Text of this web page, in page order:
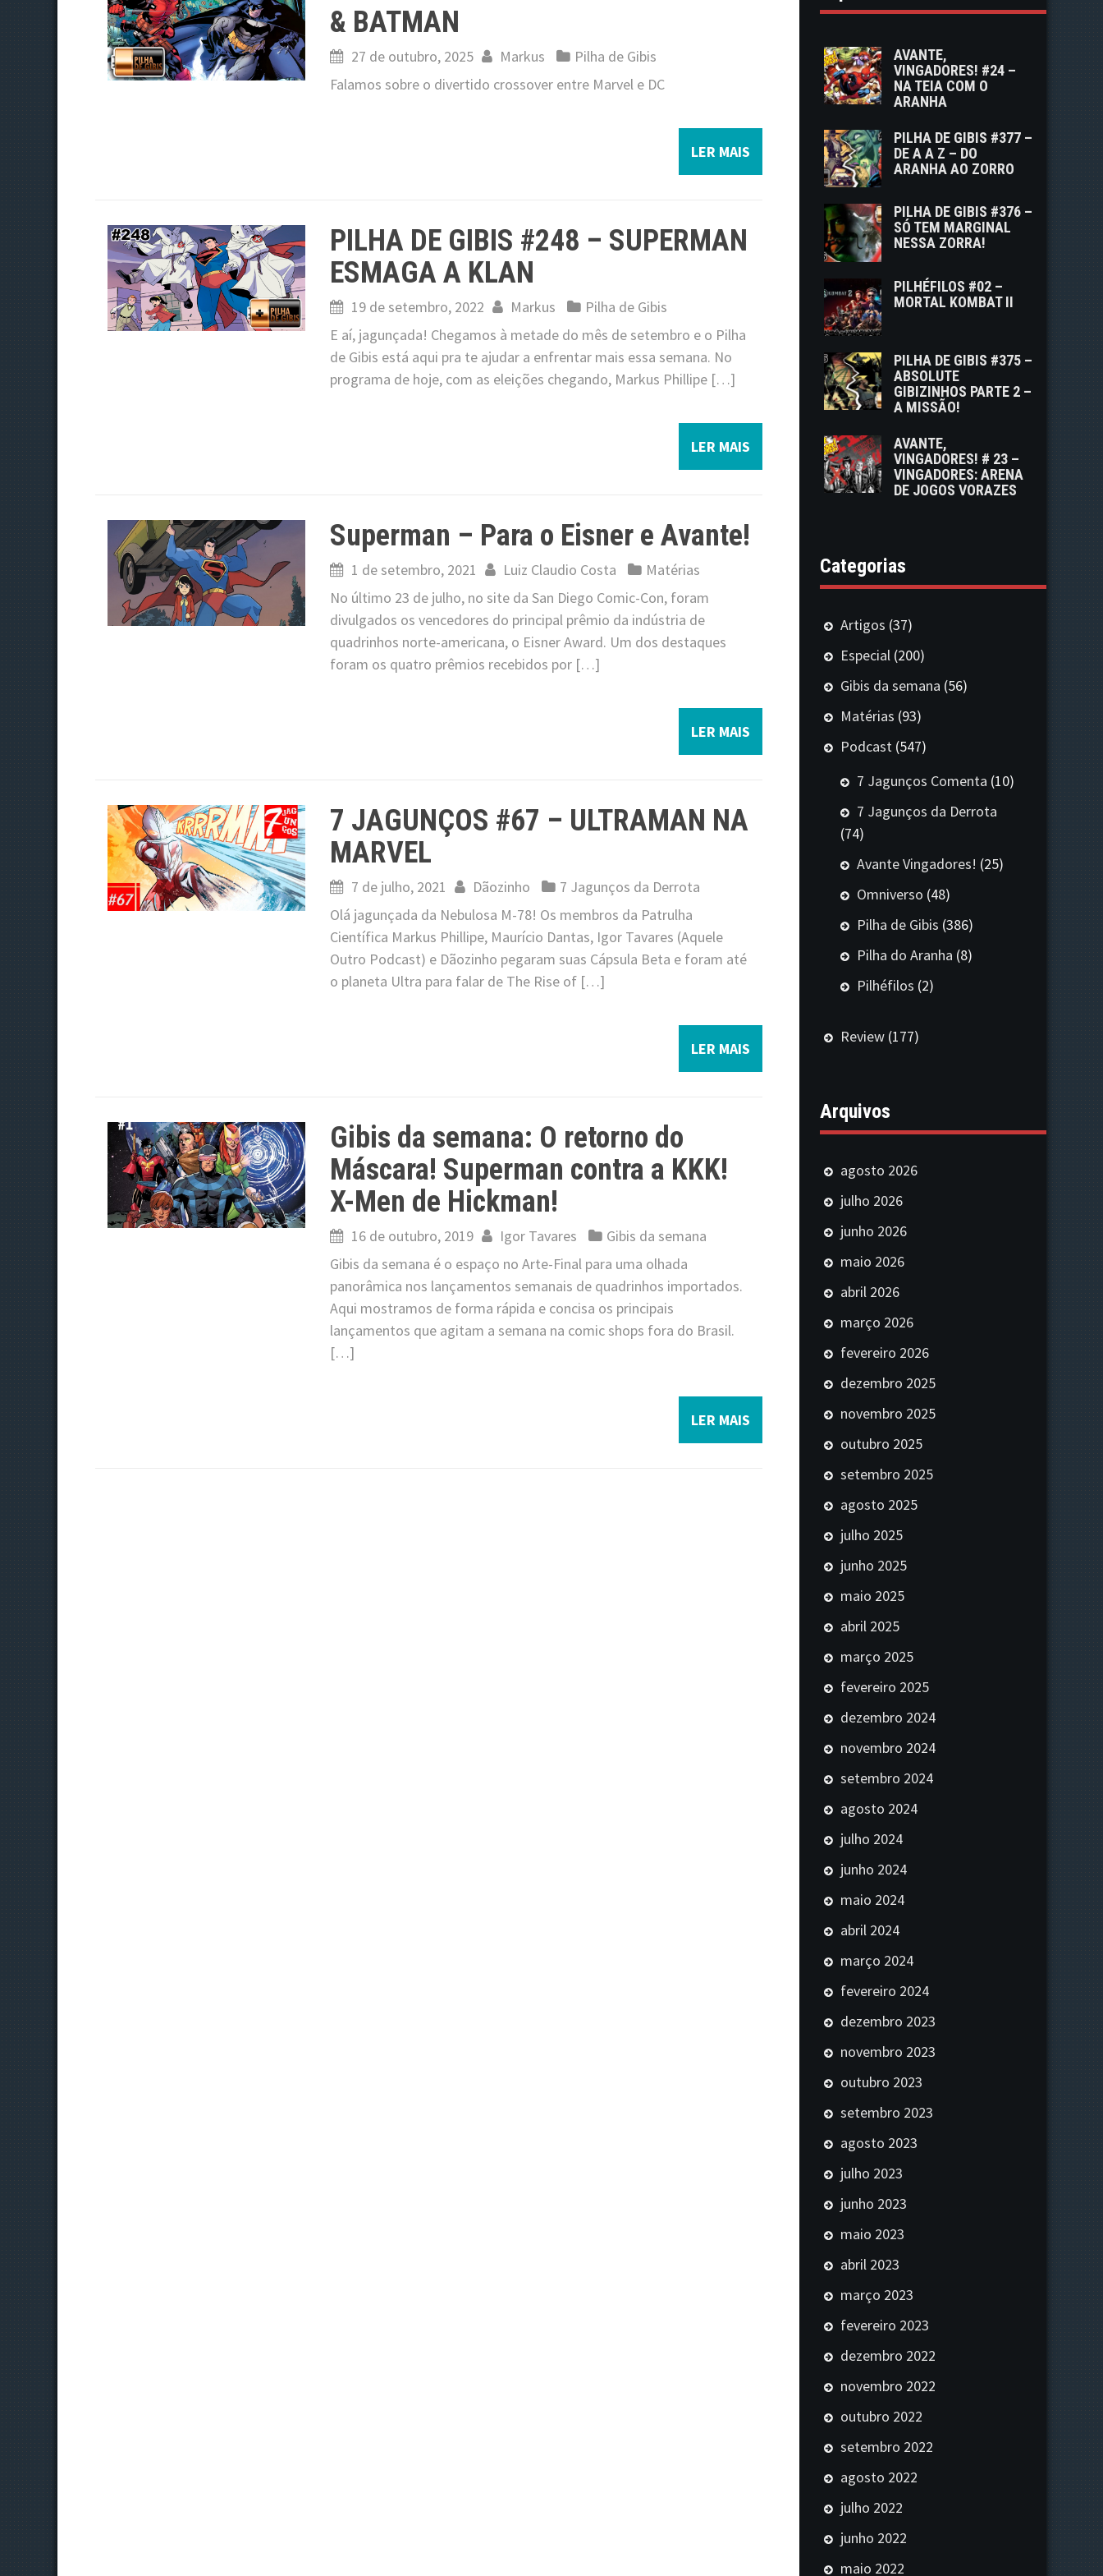
& BATMAN
27 de outubro, 2025 Markus
Pilha de Gibis
Falamos sobre o divertido crossover entre Marvel e DC
LER MAIS
PILHA DE GIBIS #248 – SUPERMAN
ESMAGA A KLAN
19 de setembro, 2022 Markus
Pilha de Gibis
E aí, jagunçada! Chegamos à metade do mês de setembro e o Pilha
de Gibis está aqui pra te ajudar a enfrentar mais essa semana. No
programa de hoje, com as eleições chegando, Markus Phillipe […]
LER MAIS
Superman – Para o Eisner e Avante!
1 de setembro, 2021 Luiz Claudio Costa
Matérias
No último 23 de julho, no site da San Diego Comic-Con, foram
divulgados os vencedores do principal prêmio da indústria de
quadrinhos norte-americana, o Eisner Award. Um dos destaques
foram os quatro prêmios recebidos por […]
LER MAIS
7 JAGUNÇOS #67 – ULTRAMAN NA
MARVEL
7 de julho, 2021 Dãozinho
7 Jagunços da Derrota
Olá jagunçada da Nebulosa M-78! Os membros da Patrulha
Científica Markus Phillipe, Maurício Dantas, Igor Tavares (Aquele
Outro Podcast) e Dãozinho pegaram suas Cápsula Beta e foram até
o planeta Ultra para falar de The Rise of […]
LER MAIS
Gibis da semana: O retorno do
Máscara! Superman contra a KKK!
X-Men de Hickman!
16 de outubro, 2019 Igor Tavares
Gibis da semana
Gibis da semana é o espaço no Arte-Final para uma olhada
panorâmica nos lançamentos semanais de quadrinhos importados.
Aqui mostramos de forma rápida e concisa os principais
lançamentos que agitam a semana na comic shops fora do Brasil.
[…]
LER MAIS
AVANTE,
VINGADORES! #24 –
NA TEIA COM O
ARANHA
PILHA DE GIBIS #377 –
DE A A Z – DO
ARANHA AO ZORRO
PILHA DE GIBIS #376 –
SÓ TEM MARGINAL
NESSA ZORRA!
PILHÉFILOS #02 –
MORTAL KOMBAT II
PILHA DE GIBIS #375 –
ABSOLUTE
GIBIZINHOS PARTE 2 –
A MISSÃO!
AVANTE,
VINGADORES! # 23 –
VINGADORES: ARENA
DE JOGOS VORAZES
Categorias
Artigos (37)
Especial (200)
Gibis da semana (56)
Matérias (93)
Podcast (547)
7 Jagunços Comenta (10)
7 Jagunços da Derrota
(74)
Avante Vingadores! (25)
Omniverso (48)
Pilha de Gibis (386)
Pilha do Aranha (8)
Pilhéfilos (2)
Review (177)
Arquivos
agosto 2026
julho 2026
junho 2026
maio 2026
abril 2026
março 2026
fevereiro 2026
dezembro 2025
novembro 2025
outubro 2025
setembro 2025
agosto 2025
julho 2025
junho 2025
maio 2025
abril 2025
março 2025
fevereiro 2025
dezembro 2024
novembro 2024
setembro 2024
agosto 2024
julho 2024
junho 2024
maio 2024
abril 2024
março 2024
fevereiro 2024
dezembro 2023
novembro 2023
outubro 2023
setembro 2023
agosto 2023
julho 2023
junho 2023
maio 2023
abril 2023
março 2023
fevereiro 2023
dezembro 2022
novembro 2022
outubro 2022
setembro 2022
agosto 2022
julho 2022
junho 2022
maio 2022